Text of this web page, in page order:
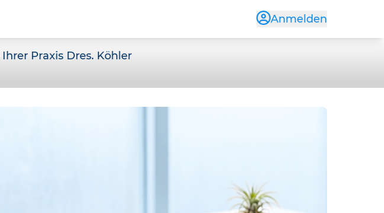
Anmelden
Ihrer Praxis Dres. Köhler